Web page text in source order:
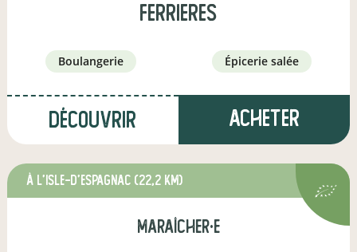
Ferrieres
boulangerie épicerie salée
Découvrir Acheter
à L'Isle-d'Espagnac (22,2 km)
maraîcher·e